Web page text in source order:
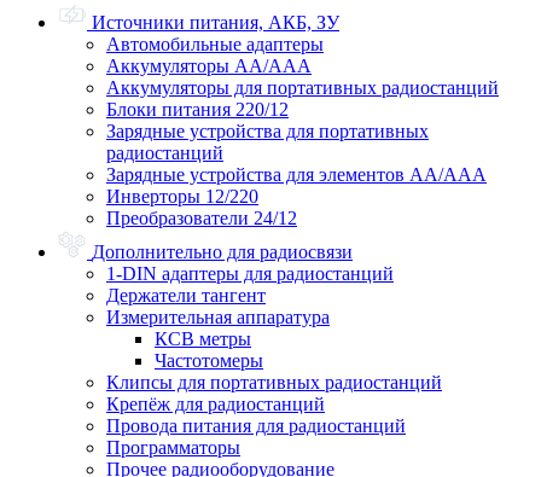
Источники питания, АКБ, ЗУ
Автомобильные адаптеры
Аккумуляторы АА/ААА
Аккумуляторы для портативных радиостанций
Блоки питания 220/12
Зарядные устройства для портативных
радиостанций
Зарядные устройства для элементов АА/ААА
Инверторы 12/220
Преобразователи 24/12
Дополнительно для радиосвязи
1-DIN адаптеры для радиостанций
Держатели тангент
Измерительная аппаратура
КСВ метры
Частотомеры
Клипсы для портативных радиостанций
Крепёж для радиостанций
Провода питания для радиостанций
Программаторы
Прочее радиооборудование